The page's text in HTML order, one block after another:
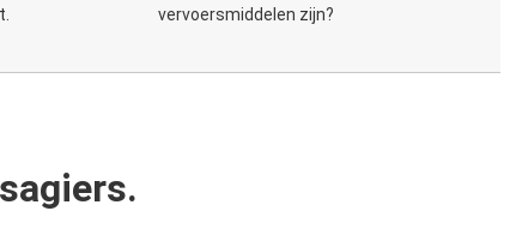
vervoersmiddelen zijn?